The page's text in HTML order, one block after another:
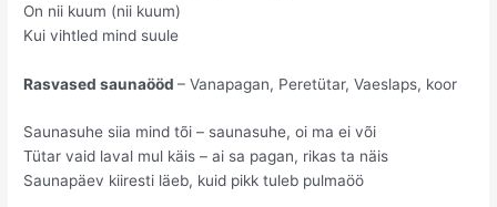
On nii kuum (nii kuum)
Kui vihtled mind suule
Rasvased saunaööd– Vanapagan, Peretütar, Vaeslaps, koor
Saunasuhe siia mind tõi – saunasuhe, oi ma ei või
Tütar vaid laval mul käis – ai sa pagan, rikas ta näis
Saunapäev kiiresti läeb, kuid pikk tuleb pulmaöö